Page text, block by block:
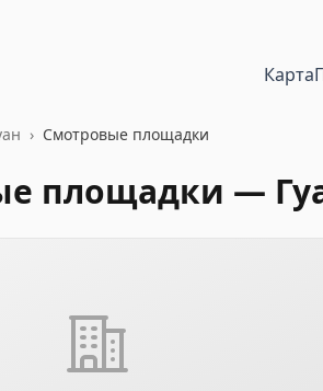
Карта
› Смотровые площадки
площадки —